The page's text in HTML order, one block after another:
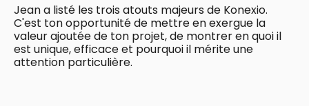
Jean a listé les trois atouts majeurs de Konexio.
C'est ton opportunité de mettre en exergue la
valeur ajoutée de ton projet, de montrer en quoi il
est unique, efficace et pourquoi il mérite une
attention particulière.